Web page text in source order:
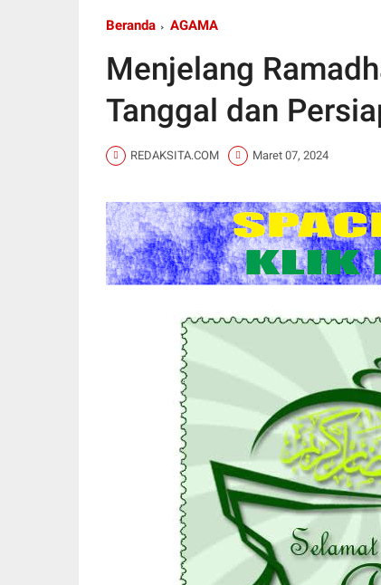
Beranda AGAMA
Menjelang
Tanggal dan
REDAKSITA.COM Maret 07, 2024